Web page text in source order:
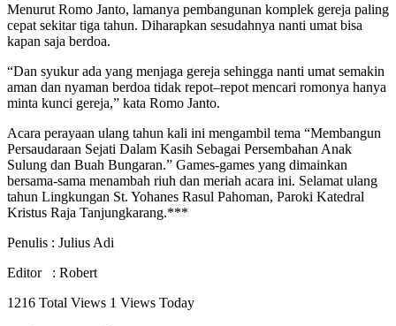
Menurut Romo Janto, lamanya pembangunan komplek gereja paling
cepat sekitar tiga tahun. Diharapkan sesudahnya nanti umat bisa
kapan saja berdoa.
“Dan syukur ada yang menjaga gereja sehingga nanti umat semakin
aman dan nyaman berdoa tidak repot–repot mencari romonya hanya
minta kunci gereja,” kata Romo Janto.
Acara perayaan ulang tahun kali ini mengambil tema “Membangun
Persaudaraan Sejati Dalam Kasih Sebagai Persembahan Anak
Sulung dan Buah Bungaran.” Games-games yang dimainkan
bersama-sama menambah riuh dan meriah acara ini. Selamat ulang
tahun Lingkungan St. Yohanes Rasul Pahoman, Paroki Katedral
Kristus Raja Tanjungkarang.***
Penulis : Julius Adi
Editor : Robert
1216 Total Views 1 Views Today